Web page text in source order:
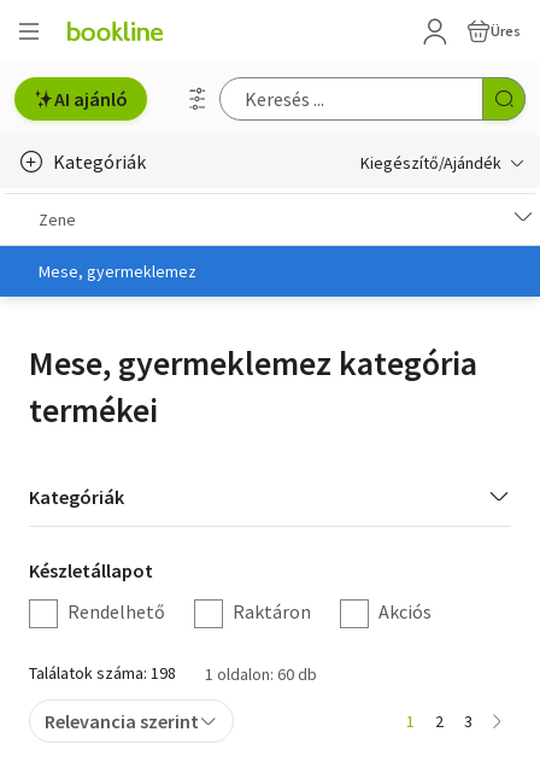
Üres
AI ajánló
Kategóriák Kiegészítő/Ajándék
Ajándék, utalványok
Könyves kiegészítők
Zene
Zene
Mese, gyermeklemez
Mese, gyermeklemez kategória
termékei
Kategória
szűrés
Kategóriák
Készletállapot
szűrés
Készletállapot
Rendelhető
Raktáron Akciós
Találatok száma: 198 1 oldalon: 60 db
Relevancia szerint 1 2 3